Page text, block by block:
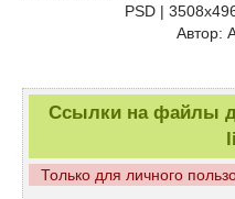
PSD |
Автор:
Ссылки на файлы
Только для личного